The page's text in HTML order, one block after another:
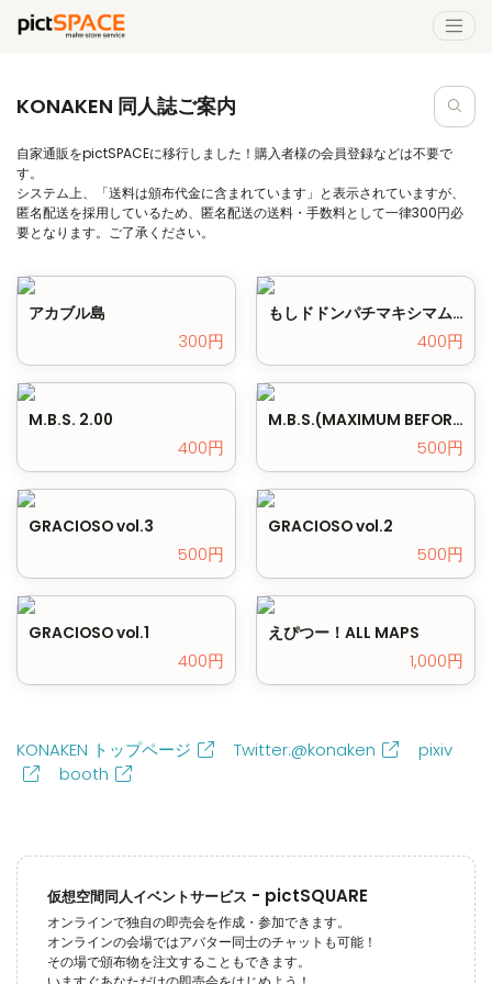
KONAKEN 同人誌ご案内
自家通販をpictSPACEに移行しました！購入者様の会員登録などは不要で
す。
システム上、「送料は頒布代金に含まれています」と表示されていますが、
匿名配送を採用しているため、匿名配送の送料・手数料として一律300円必
要となります。ご了承ください。
アカブル島
300円
もしドドンパチマキシマムのEVAC社にケツイの国連軍が攻めてきたら
400円
M.B.S. 2.00
400円
M.B.S.(MAXIMUM BEFORE STORY)
500円
GRACIOSO vol.3
500円
GRACIOSO vol.2
500円
GRACIOSO vol.1
400円
えぴつー！ALL MAPS
1,000円
KONAKEN トップページ Twitter:@konaken
pixiv
booth
仮想空間同人イベントサービス - pictSQUARE
オンラインで独自の即売会を作成・参加できます。
オンラインの会場ではアバター同士のチャットも可能！
その場で頒布物を注文することもできます。